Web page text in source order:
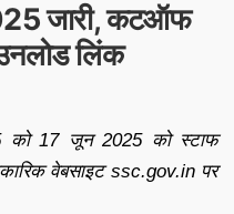
जारी, कटऑफ
लिंक
को 17 जून 2025 को स्टाफ
वेबसाइट ssc.gov.in पर